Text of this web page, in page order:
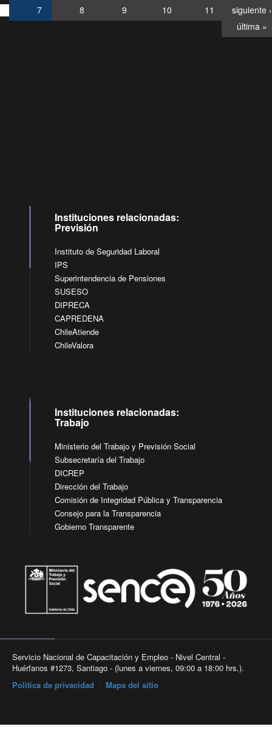
7
8 9 10 11
siguiente ›
última »
Instituciones relacionadas:
Previsión
Instituto de Seguridad Laboral
IPS
Superintendencia de Pensiones
SUSESO
DIPRECA
CAPREDENA
ChileAtiende
ChileValora
Instituciones relacionadas:
Trabajo
Ministerio del Trabajo y Previsión Social
Subsecretaría del Trabajo
DICREP
Dirección del Trabajo
Comisión de Integridad Pública y Transparencia
Consejo para la Transparencia
Gobierno Transparente
Servicio Nacional de Capacitación y Empleo - Nivel Central -
Huérfanos #1273, Santiago - (lunes a viernes, 09:00 a 18:00 hrs.).
Política de privacidad
Mapa del sitio